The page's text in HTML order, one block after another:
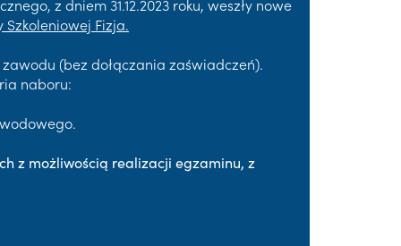
z dniem 31.12.2023 roku, weszły nowe
Fizja.
(bez dołączania zaświadczeń).
naboru:
z możliwością realizacji egzaminu, z